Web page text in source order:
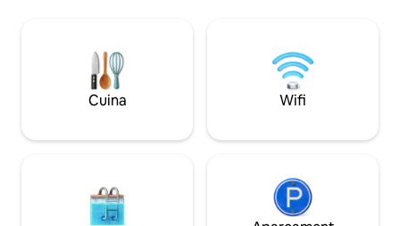
llits de mida king i molt més! Tenim
moltes ganes d'allotjar-te a tu i a la teva
família per gaudir d'unes vacances
d'aquest pis el
millors vacances.
Cuina Wifi